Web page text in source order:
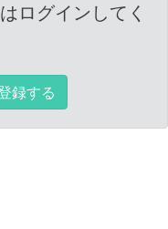
ログインしてく
録する